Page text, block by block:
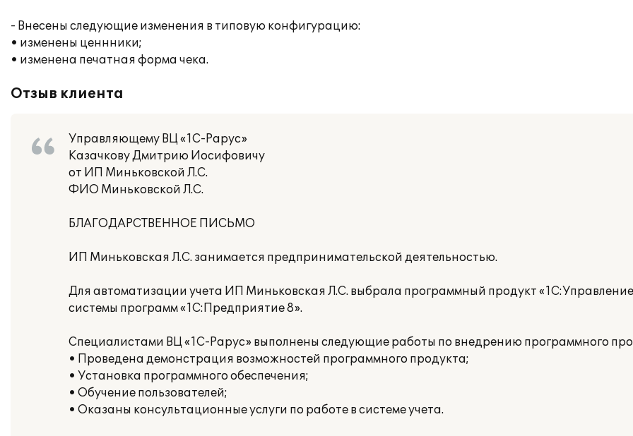
- Внесены следующие изменения в типовую конфигурацию:
• изменены ценнники;
• изменена печатная форма чека.
Отзыв клиента
Управляющему ВЦ «1С-Рарус»
Казачкову Дмитрию Иосифовичу
от ИП Миньковской Л.С.
ФИО Миньковской Л.С.
БЛАГОДАРСТВЕННОЕ ПИСЬМО
ИП Миньковская Л.С. занимается предпринимательской деятельностью.
Для автоматизации учета ИП Миньковская Л.С. выбрала программный продукт «1С:Управление
системы программ «1С:Предприятие 8».
Специалистами ВЦ «1С-Рарус» выполнены следующие работы по внедрению программного
• Проведена демонстрация возможностей программного продукта;
• Установка программного обеспечения;
• Обучение пользователей;
• Оказаны консультационные услуги по работе в системе учета.